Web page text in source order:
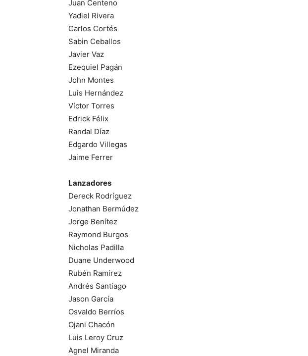
Juan Centeno
Yadiel Rivera
Carlos Cortés
Sabin Ceballos
Javier Vaz
Ezequiel Pagán
John Montes
Luis Hernández
Víctor Torres
Edrick Félix
Randal Díaz
Edgardo Villegas
Jaime Ferrer
Lanzadores
Dereck Rodríguez
Jonathan Bermúdez
Jorge Benítez
Raymond Burgos
Nicholas Padilla
Duane Underwood
Rubén Ramírez
Andrés Santiago
Jason García
Osvaldo Berríos
Ojani Chacón
Luis Leroy Cruz
Agnel Miranda